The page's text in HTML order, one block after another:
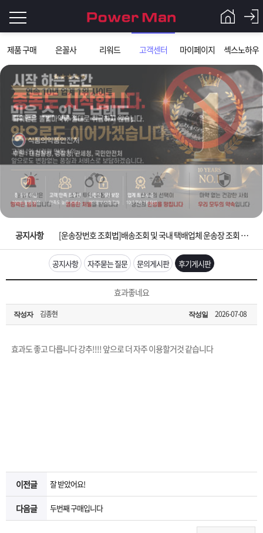
제품 구매 은꼴사 리워드 고객센터 마이페이지 섹스노하우
그
인
이
필
요
니
로
Q&A
파
워
맨
제
품
은
노
객
마
공지사항
입금확인이 안되는 상황을 대비해 꼭 입금후 고객센터 연락바랍니다.
[2026구정 연휴]설 연휴 배송 및 휴무 안내
[운송장번호 조회법]배송조회 및 국내 택배업체 운송장 조회 하는법
[ios앱 오픈]아이폰 고객 앱설치 가능합니다.
[무인택배함 이용 안내] 집 밖에 주소로 택배 받기
입금확인이 안되는 상황을 대비해 꼭 입금후 고객센터 연락바랍니다.
[2026구정 연휴]설 연휴 배송 및 휴무 안내
공지사항 자주묻는 질문 문의게시판 후기게시판
효과좋네요
작성자 김종현 작성일 2026-07-08
효과도 좋고 다릅니다 강추!!!! 앞으로 더 자주 이용할거것 같습니다
이전글 잘 받았어요!
다음글 두번째 구매입니다